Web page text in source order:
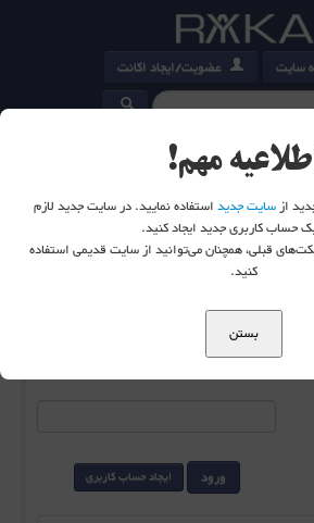
سایت عضویت/ایجاد اکانت
کارت خرید
به سایت
ورود ایجاد حساب کاربری
مهم!
ازسایت جدیداستفاده نمایید. در سایت جدید لازم
حساب کاربری جدید ایجاد کنید.
قبلی، همچنان می‌توانید از سایت قدیمی استفاده
کنید.
بستن